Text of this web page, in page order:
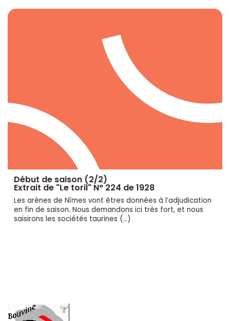
Début de saison (2/2)
Extrait de "Le toril" N° 224 de 1928
Les arènes de Nîmes vont êtres données à l’adjudication
en fin de saison. Nous demandons ici très fort, et nous
saisirons les sociétés taurines (…)